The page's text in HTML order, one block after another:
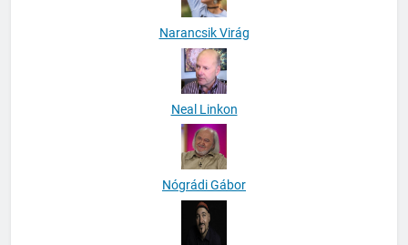
Narancsik Virág
Neal Linkon
Nógrádi Gábor